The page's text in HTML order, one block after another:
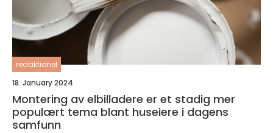
redaktionel
18. January 2024
Montering av elbilladere er et stadig mer
populært tema blant huseiere i dagens
samfunn